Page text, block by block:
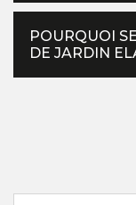
POURQUOI
DE JARDIN